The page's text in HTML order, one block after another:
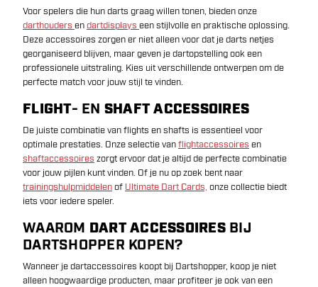
Voor spelers die hun darts graag willen tonen, bieden onze
darthouders endartdisplays een stijlvolle en praktische oplossing.
Deze accessoires zorgen er niet alleen voor dat je darts netjes
georganiseerd blijven, maar geven je dartopstelling ook een
professionele uitstraling. Kies uit verschillende ontwerpen om de
perfecte match voor jouw stijl te vinden.
FLIGHT- EN SHAFT ACCESSOIRES
De juiste combinatie van flights en shafts is essentieel voor
optimale prestaties. Onze selectie vanflightaccessoires en
shaftaccessoires zorgt ervoor dat je altijd de perfecte combinatie
voor jouw pijlen kunt vinden. Of je nu op zoek bent naar
trainingshulpmiddelenof Ultimate Dart Cards, onze collectie biedt
iets voor iedere speler.
WAAROM DART ACCESSOIRESBIJ
DARTSHOPPER KOPEN?
Wanneer je dartaccessoires koopt bij Dartshopper, koop je niet
alleen hoogwaardige producten, maar profiteer je ook van een